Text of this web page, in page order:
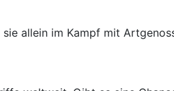
allein im Kampf mit